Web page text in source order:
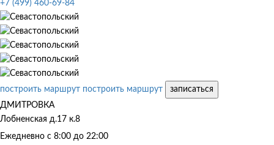
+7 (499) 460-69-84
построить маршрут построить маршрут
записаться
ДМИТРОВКА
Лобненская д.17 к.8
Ежедневно с 8:00 до 22:00